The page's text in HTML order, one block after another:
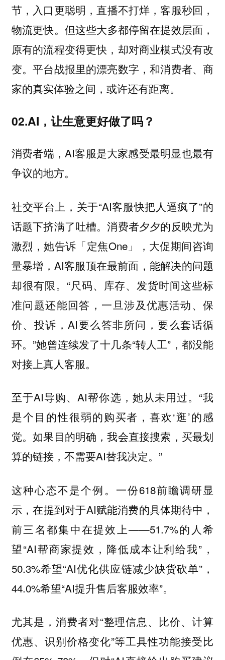
节， 入口更聪明，直播不打烊，客服秒回，
物流更快。 但这些大多都停留在提效层面，
原有的流程变得更快，却对商业模式没有改
变。平台战报里的漂亮数字，和消费者、商
家的真实体验之间，或许还有距离。
02.AI，让生意更好做了吗？
消费者端，AI客服是大家感受最明显也最有
争议的地方。
社交平台上，关于“AI客服快把人逼疯了”的
话题下挤满了吐槽。消费者夕夕的反映尤为
激烈，她告诉「定焦One」，大促期间咨询
量暴增，AI客服顶在最前面，能解决的问题
却很有限。“尺码、库存、发货时间这些标
准问题还能回答，一旦涉及优惠活动、保
价、投诉，AI要么答非所问，要么套话循
环。”她曾连续发了十几条“转人工”，都没能
对接上真人客服。
至于AI导购、AI帮你选，她从未用过。“我
是个目的性很弱的购买者，喜欢‘逛’的感
觉。如果目的明确，我会直接搜索，买最划
算的链接，不需要AI替我决定。”
这种心态不是个例。一份618前瞻调研显
示，在提到对于AI赋能消费的具体期待中，
前三名都集中在提效上——51.7%的人希
望“AI帮商家提效，降低成本让利给我”，
50.3%希望“AI优化供应链减少缺货砍单”，
44.0%希望“AI提升售后客服效率”。
尤其是，消费者对“整理信息、比价、计算
优惠、识别价格变化”等工具性功能接受比